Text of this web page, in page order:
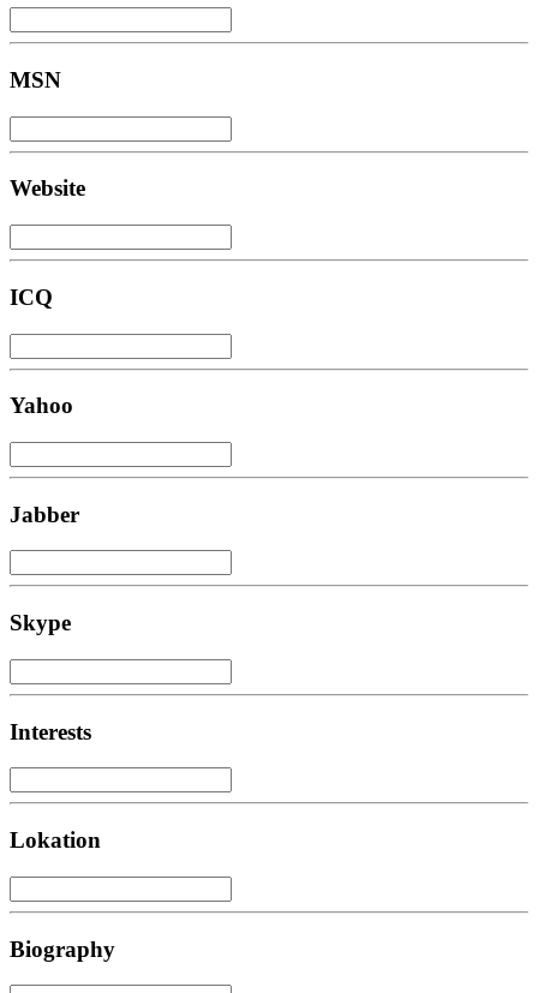
MSN
Website
ICQ
Yahoo
Jabber
Skype
Interests
Lokation
Biography